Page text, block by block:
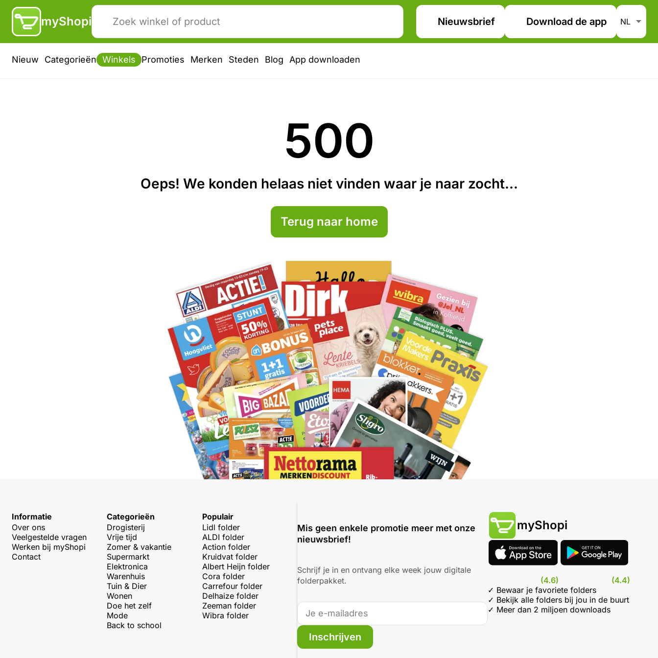
myShopi Nieuwsbrief Download de app
Nieuw Categorieën Winkels Promoties Merken Steden Blog App downloaden
500
Oeps! We konden helaas niet vinden waar je naar zocht...
Terug naar home
Informatie
Over ons
Veelgestelde vragen
Werken bij myShopi
Contact
Categorieën
Drogisterij
Vrije tijd
Zomer & vakantie
Supermarkt
Elektronica
Warenhuis
Tuin & Dier
Wonen
Doe het zelf
Mode
Back to school
Populair
Lidl folder
ALDI folder
Action folder
Kruidvat folder
Albert Heijn folder
Cora folder
Carrefour folder
Delhaize folder
Zeeman folder
Wibra folder
Mis geen enkele promotie meer met onze
nieuwsbrief!
Schrijf je in en ontvang elke week jouw digitale
folderpakket.
Inschrijven
myShopi
(4.6)
(4.4)
✓ Bewaar je favoriete folders
✓ Bekijk alle folders bij jou in de buurt
✓ Meer dan 2 miljoen downloads